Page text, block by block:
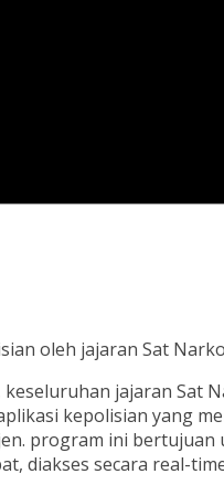
oleh jajaran Sat
keseluruhan jajaran
kepolisian yang
program ini
diakses secara real-